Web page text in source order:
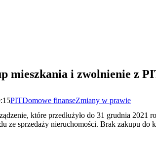
mieszkania i zwolnienie z
PITDomowe finanseZmiany w prawie
które przedłużyło do 31 grudnia 2021
ze sprzedaży nieruchomości. Brak zakupu do